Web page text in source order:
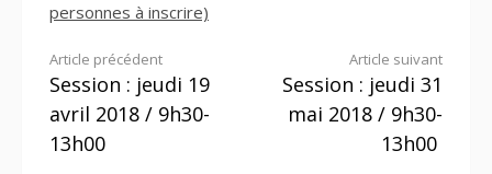
personnes à inscrire)
Lire
la
suite
Article précédent
Session : jeudi 19
avril 2018 / 9h30-
13h00
Article suivant
Session : jeudi 31
mai 2018 / 9h30-
13h00